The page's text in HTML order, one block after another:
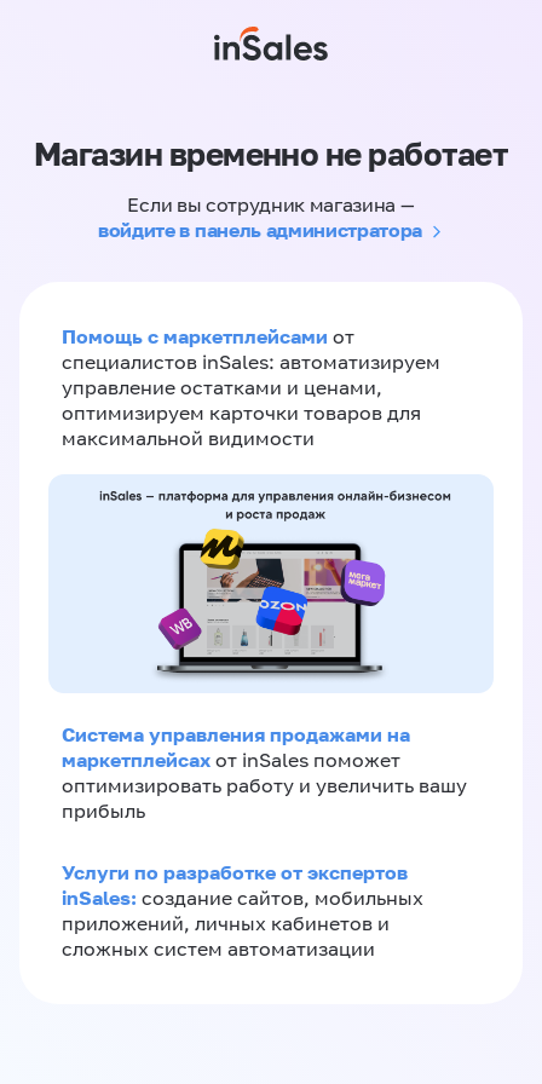
Магазин временно не работает
Если вы сотрудник магазина —
войдите в панель администратора
Помощь с маркетплейсами от
специалистов inSales: автоматизируем
управление остатками и ценами,
оптимизируем карточки товаров для
максимальной видимости
Система управления продажами на
маркетплейсах от inSales поможет
оптимизировать работу и увеличить вашу
прибыль
Услуги по разработке от экспертов
inSales: создание сайтов, мобильных
приложений, личных кабинетов и
сложных систем автоматизации